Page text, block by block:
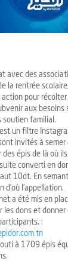
avec des
la rentrée scolaire,
action pour
aux besoins
soutien familial.
un filtre
invités à semer
épis de là où
converti en
10dt. En
d’où l’appellation.
a été mis en
les dons et
:
à 1709 épis